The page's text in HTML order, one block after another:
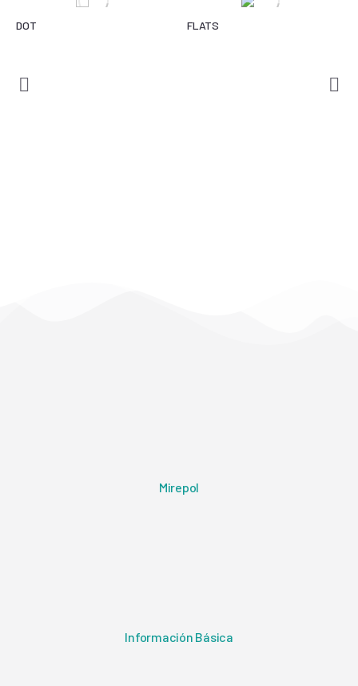
DOT FLATS
Mirepol
Información Básica